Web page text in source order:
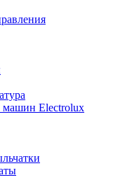
машин Electrolux